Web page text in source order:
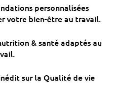
personnalisées
votre bien-être au travail.
& santé adaptés au
sur la Qualité de vie